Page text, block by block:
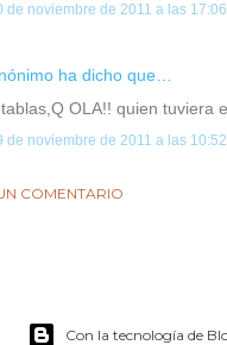
de noviembre de 2011 a las 17:06
ha dicho que…
OLA!! quien tuviera
de noviembre de 2011 a las 10:52
COMENTARIO
Con la tecnología de